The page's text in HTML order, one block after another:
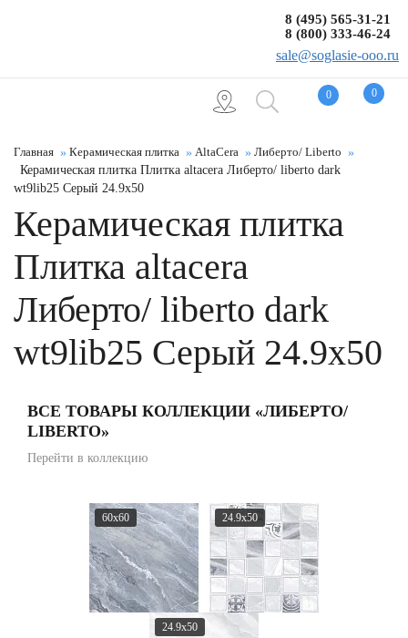
0 0
8 (495) 565-31-21
8 (800) 333-46-24
sale@soglasie-ooo.ru
Главная Керамическая плитка AltaCera
Либерто/ Liberto
Керамическая плитка Плитка altacera Либерто/ liberto dark
wt9lib25 Серый 24.9x50
Керамическая плитка
Плитка altacera
Либерто/ liberto dark
wt9lib25 Серый 24.9x50
ВСЕ ТОВАРЫ КОЛЛЕКЦИИ «ЛИБЕРТО/
LIBERTO»
Перейти в коллекцию
60x60 24.9x50
24.9x50